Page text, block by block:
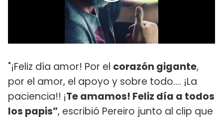
"¡Feliz día amor! Por el corazón gigante,
por el amor, el apoyo y sobre todo…. ¡La
paciencia!! ¡Te amamos! Feliz día a todos
los papis”, escribió Pereiro junto al clip que